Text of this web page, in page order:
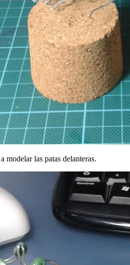
modelar las patas delanteras.